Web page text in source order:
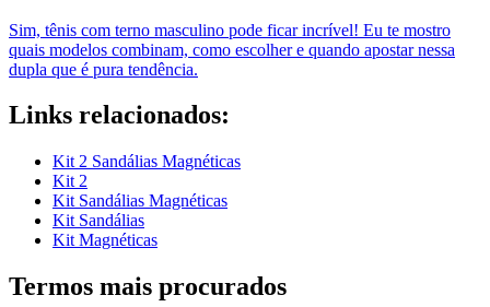
Sim, tênis com terno masculino pode ficar incrível! Eu te mostro
quais modelos combinam, como escolher e quando apostar nessa
dupla que é pura tendência.
Links relacionados:
Kit 2 Sandálias Magnéticas
Kit 2
Kit Sandálias Magnéticas
Kit Sandálias
Kit Magnéticas
Termos mais procurados